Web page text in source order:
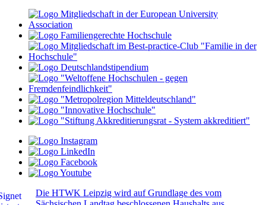
Die HTWK Leipzig wird auf Grundlage des vom